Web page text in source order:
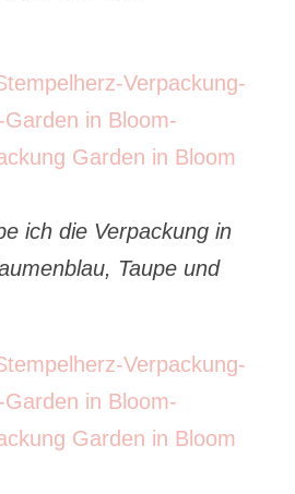
ich die Verpackung in
Taupe und